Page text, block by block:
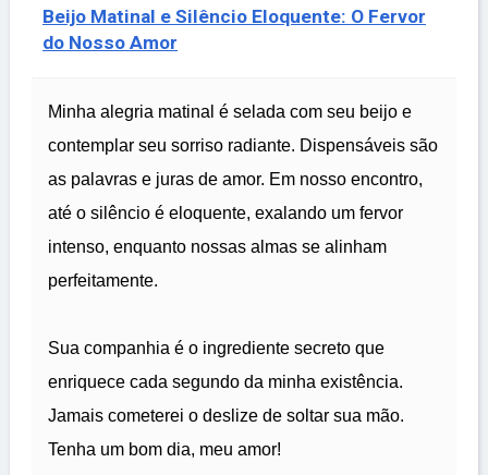
Beijo Matinal e Silêncio Eloquente: O Fervor
do Nosso Amor
Minha alegria matinal é selada com seu beijo e
contemplar seu sorriso radiante. Dispensáveis são
as palavras e juras de amor. Em nosso encontro,
até o silêncio é eloquente, exalando um fervor
intenso, enquanto nossas almas se alinham
perfeitamente.
Sua companhia é o ingrediente secreto que
enriquece cada segundo da minha existência.
Jamais cometerei o deslize de soltar sua mão.
Tenha um bom dia, meu amor!